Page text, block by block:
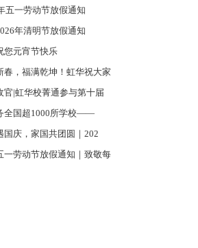
五一劳动节放假通知
年清明节放假通知
您元宵节快乐
春，福满乾坤！虹华祝大家
官|虹华校菁通参与第十届
全国超1000所学校——
国庆，家国共团圆｜202
一劳动节放假通知｜致敬每